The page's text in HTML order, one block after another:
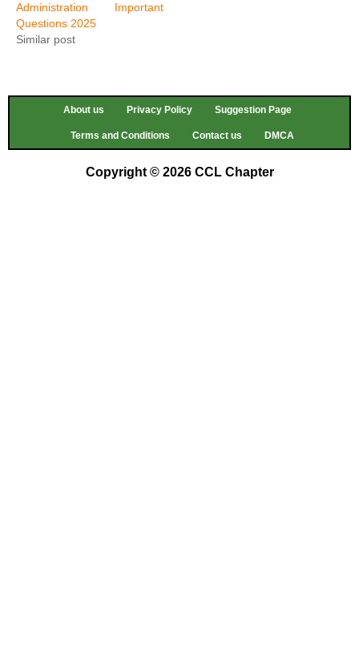
Administration Important
Questions 2025
Similar post
About us Privacy Policy Suggestion Page
Terms and Conditions Contact us DMCA
Copyright © 2026 CCL Chapter